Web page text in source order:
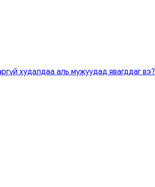
худалдаа аль мужуудад явагддаг вэ?